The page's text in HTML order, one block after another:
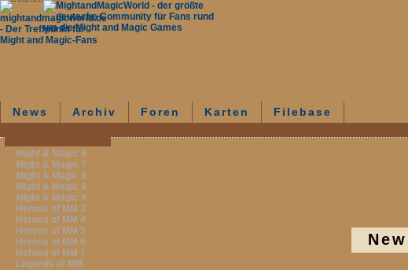
mightandmagicworld.de - Der Treffpunkt für Might and Magic-Fans - News - Archiv
News Archiv Foren Karten Filebase
Might & Magic 6
Might & Magic 7
Might & Magic 8
Might & Magic 9
Might & Magic X
Heroes of MM 3
Heroes of MM 4
Heroes of MM 5
Heroes of MM 6
Heroes of MM 7
Legends of MM